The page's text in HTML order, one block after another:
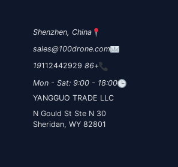
Shenzhen, China
sales@100drone.com
+86 19
112442929
Mon - Sat: 9:00 - 18:00
YANGGUO TRADE LLC
30 N Gould St Ste N
Sheridan, WY 82801